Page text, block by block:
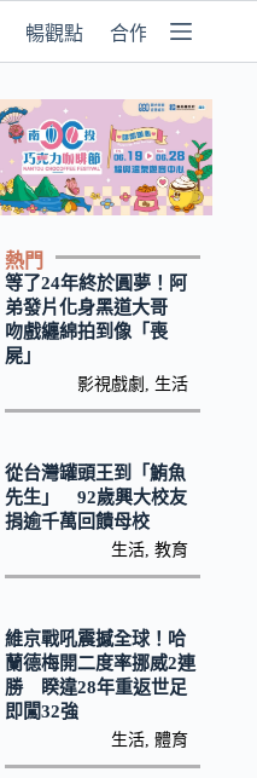
暢觀點 合作媒體
熱門
等了24年終於圓夢！阿
弟發片化身黑道大哥
吻戲纏綿拍到像「喪
屍」
影視戲劇 生活
從台灣罐頭王到「鮪魚
先生」 92歲興大校友
捐逾千萬回饋母校
生活 ,教育
維京戰吼震撼全球！哈
蘭德梅開二度率挪威2連
勝 睽違28年重返世足
即闖32強
生活 ,體育